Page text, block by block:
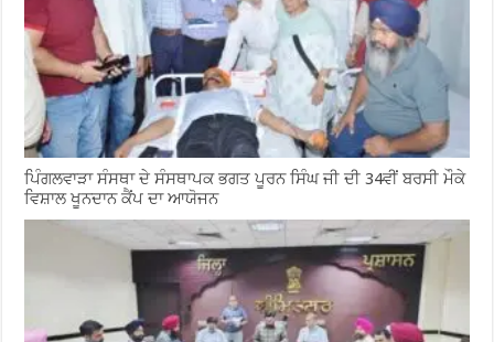
ਪਿੰਗਲਵਾੜਾ ਸੰਸਥਾ ਦੇ ਸੰਸਥਾਪਕ ਭਗਤ ਪੂਰਨ ਸਿੰਘ ਜੀ ਦੀ 34ਵੀਂ ਬਰਸੀ ਮੌਕੇ
ਵਿਸ਼ਾਲ ਖੂਨਦਾਨ ਕੈਂਪ ਦਾ ਆਯੋਜਨ